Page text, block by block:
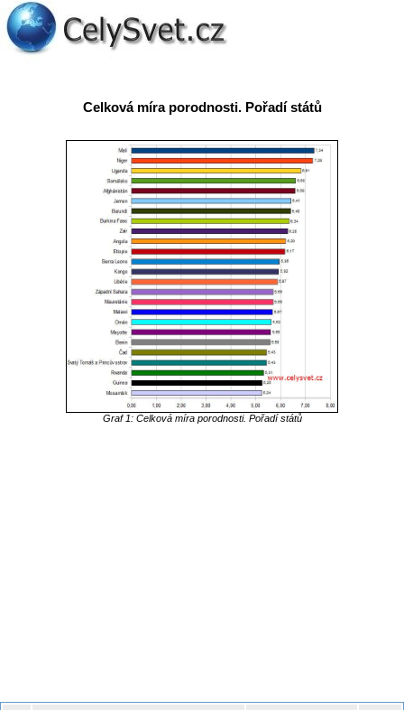
Celková míra porodnosti. Pořadí států
Graf 1: Celková míra porodnosti. Pořadí států